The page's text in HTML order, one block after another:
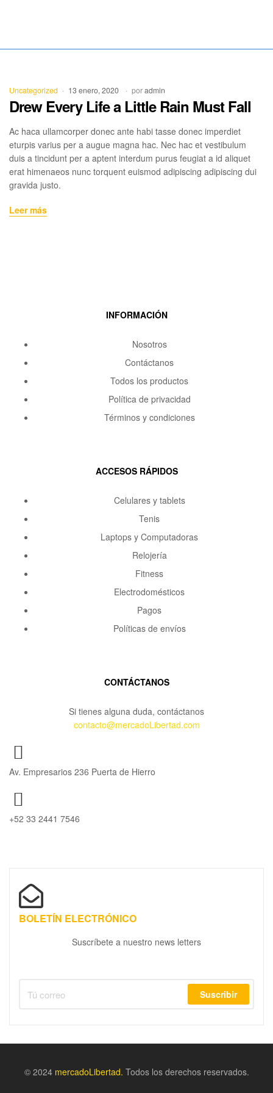
Uncategorized 13 enero, 2020 poradmin
Drew Every Life a Little Rain Must Fall
Ac haca ullamcorper donec ante habi tasse donec imperdiet
eturpis varius per a augue magna hac. Nec hac et vestibulum
duis a tincidunt per a aptent interdum purus feugiat a id aliquet
erat himenaeos nunc torquent euismod adipiscing adipiscing dui
gravida justo.
Leer más
INFORMACIÓN
Nosotros
Contáctanos
Todos los productos
Política de privacidad
Términos y condiciones
ACCESOS RÁPIDOS
Celulares y tablets
Tenis
Laptops y Computadoras
Relojería
Fitness
Electrodomésticos
Pagos
Políticas de envíos
CONTÁCTANOS
Si tienes alguna duda, contáctanos
contacto@mercadoLibertad.com
Av. Empresarios 236 Puerta de Hierro
+52 33 2441 7546
BOLETÍN ELECTRÓNICO
Suscríbete a nuestro news letters
Suscribir
© 2024 mercadoLibertad. Todos los derechos reservados.